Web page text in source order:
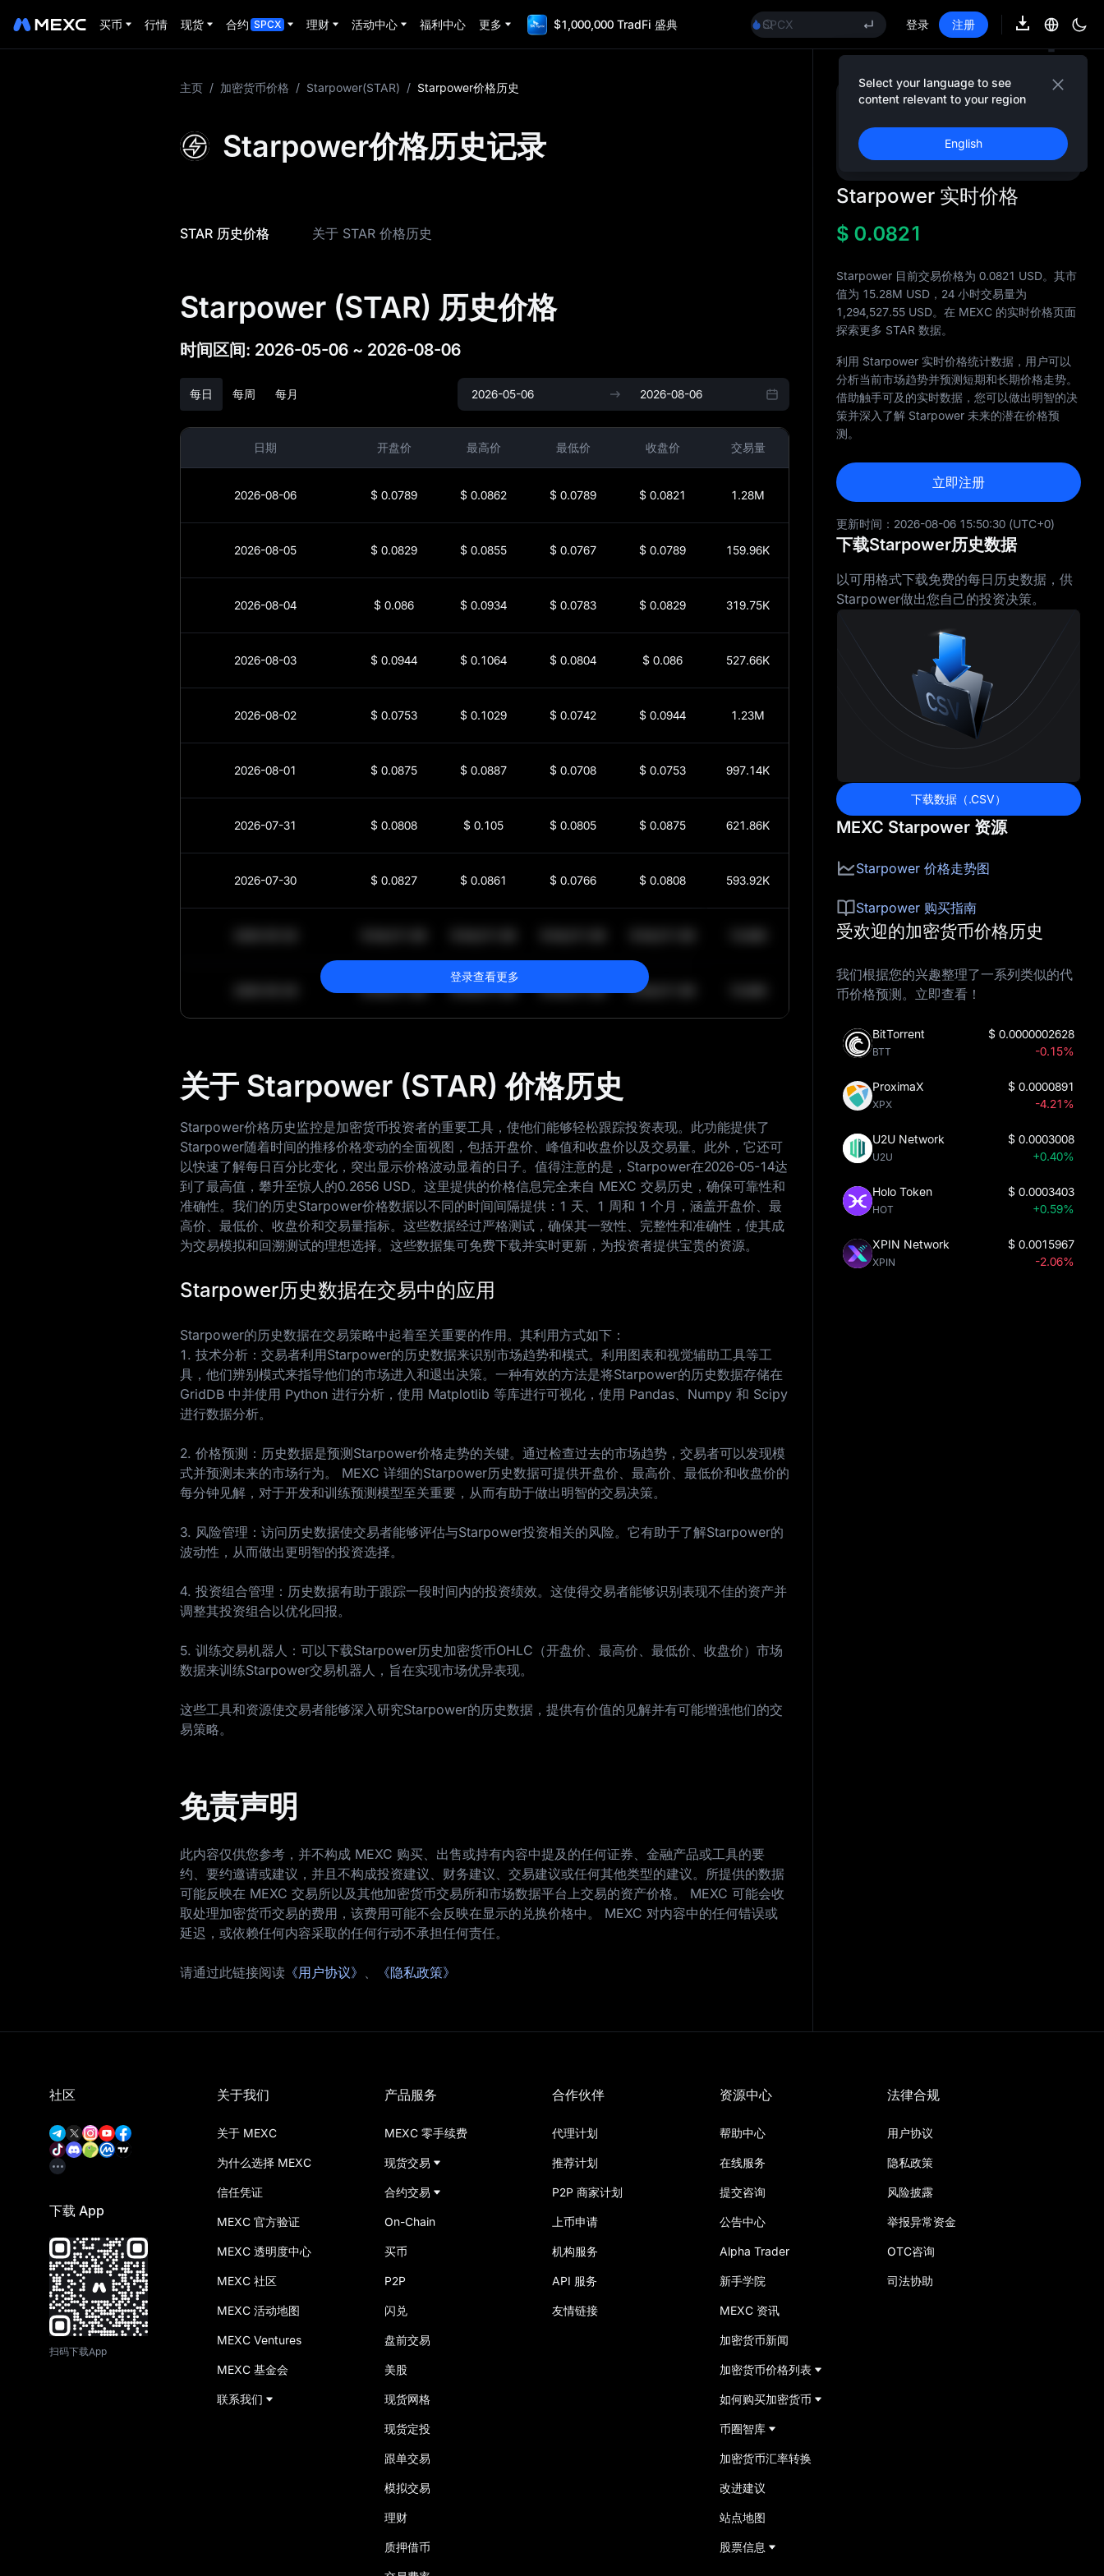
买币 行情 现货 合约 SPCX 理财 活动中心 福利中心 更多 $1,000,000 TradFi 盛典
SPCX
CASHCAT
宇树科技合约已上线
宇树科技合约已上线
登录 注册
Select your language to see
content relevant to your region
English
主页 / 加密货币价格 / Starpower(STAR) / Starpower价格历史
Starpower价格历史记录
STAR 历史价格 关于 STAR 价格历史
Starpower (STAR) 历史价格
时间区间: 2026-05-06 ~ 2026-08-06
每日 每周 每月
日期 开盘价 最高价 最低价 收盘价 交易量
2026-08-06 $ 0.0789 $ 0.0862 $ 0.0789 $ 0.0821 1.28M
2026-08-05 $ 0.0829 $ 0.0855 $ 0.0767 $ 0.0789 159.96K
2026-08-04 $ 0.086 $ 0.0934 $ 0.0783 $ 0.0829 319.75K
2026-08-03 $ 0.0944 $ 0.1064 $ 0.0804 $ 0.086 527.66K
2026-08-02 $ 0.0753 $ 0.1029 $ 0.0742 $ 0.0944 1.23M
2026-08-01 $ 0.0875 $ 0.0887 $ 0.0708 $ 0.0753 997.14K
2026-07-31 $ 0.0808 $ 0.105 $ 0.0805 $ 0.0875 621.86K
2026-07-30 $ 0.0827 $ 0.0861 $ 0.0766 $ 0.0808 593.92K
$64,011.99 $64,011.99 $64,011.99 $64,011.99
登录查看更多
关于 Starpower (STAR) 价格历史
Starpower价格历史监控是加密货币投资者的重要工具，使他们能够轻松跟踪投资表现。此功能提供了
Starpower随着时间的推移价格变动的全面视图，包括开盘价、峰值和收盘价以及交易量。此外，它还可
以快速了解每日百分比变化，突出显示价格波动显着的日子。值得注意的是，Starpower在2026-05-14达
到了最高值，攀升至惊人的0.2656 USD。这里提供的价格信息完全来自 MEXC 交易历史，确保可靠性和
准确性。我们的历史Starpower价格数据以不同的时间间隔提供：1 天、1 周和 1 个月，涵盖开盘价、最
高价、最低价、收盘价和交易量指标。这些数据经过严格测试，确保其一致性、完整性和准确性，使其成
为交易模拟和回溯测试的理想选择。这些数据集可免费下载并实时更新，为投资者提供宝贵的资源。
Starpower历史数据在交易中的应用
Starpower的历史数据在交易策略中起着至关重要的作用。其利用方式如下：
1. 技术分析：交易者利用Starpower的历史数据来识别市场趋势和模式。利用图表和视觉辅助工具等工
具，他们辨别模式来指导他们的市场进入和退出决策。一种有效的方法是将Starpower的历史数据存储在
GridDB 中并使用 Python 进行分析，使用 Matplotlib 等库进行可视化，使用 Pandas、Numpy 和 Scipy
进行数据分析。
2. 价格预测：历史数据是预测Starpower价格走势的关键。通过检查过去的市场趋势，交易者可以发现模
式并预测未来的市场行为。 MEXC 详细的Starpower历史数据可提供开盘价、最高价、最低价和收盘价的
每分钟见解，对于开发和训练预测模型至关重要，从而有助于做出明智的交易决策。
3. 风险管理：访问历史数据使交易者能够评估与Starpower投资相关的风险。它有助于了解Starpower的
波动性，从而做出更明智的投资选择。
4. 投资组合管理：历史数据有助于跟踪一段时间内的投资绩效。这使得交易者能够识别表现不佳的资产并
调整其投资组合以优化回报。
5. 训练交易机器人：可以下载Starpower历史加密货币OHLC（开盘价、最高价、最低价、收盘价）市场
数据来训练Starpower交易机器人，旨在实现市场优异表现。
这些工具和资源使交易者能够深入研究Starpower的历史数据，提供有价值的见解并有可能增强他们的交
易策略。
免责声明
此内容仅供您参考，并不构成 MEXC 购买、出售或持有内容中提及的任何证券、金融产品或工具的要
约、要约邀请或建议，并且不构成投资建议、财务建议、交易建议或任何其他类型的建议。所提供的数据
可能反映在 MEXC 交易所以及其他加密货币交易所和市场数据平台上交易的资产价格。 MEXC 可能会收
取处理加密货币交易的费用，该费用可能不会反映在显示的兑换价格中。 MEXC 对内容中的任何错误或
延迟，或依赖任何内容采取的任何行动不承担任何责任。
请通过此链接阅读 《用户协议》 、 《隐私政策》
注册 & 获得高
10,000USDT 奖金
立即加入
Starpower 实时价格
$ 0.0821
Starpower 目前交易价格为 0.0821 USD。其市
值为 15.28M USD，24 小时交易量为
1,294,527.55 USD。在 MEXC 的实时价格页面
探索更多 STAR 数据。
利用 Starpower 实时价格统计数据，用户可以
分析当前市场趋势并预测短期和长期价格走势。
借助触手可及的实时数据，您可以做出明智的决
策并深入了解 Starpower 未来的潜在价格预
测。
立即注册
更新时间： 2026-08-06 15:50:30 (UTC+0)
下载Starpower历史数据
以可用格式下载免费的每日历史数据，供
Starpower做出您自己的投资决策。
下载数据（.CSV）
MEXC Starpower 资源
Starpower 价格走势图
Starpower 购买指南
受欢迎的加密货币价格历史
我们根据您的兴趣整理了一系列类似的代
币价格预测。立即查看！
BitTorrent
BTT
$ 0.0000002628
-0.15%
ProximaX
XPX
$ 0.0000891
-4.21%
U2U Network
U2U
$ 0.0003008
+0.40%
Holo Token
HOT
$ 0.0003403
+0.59%
XPIN Network
XPIN
$ 0.0015967
-2.06%
社区
下载 App
扫码下载App
关于我们
关于 MEXC
为什么选择 MEXC
信任凭证
MEXC 官方验证
MEXC 透明度中心
MEXC 社区
MEXC 活动地图
MEXC Ventures
MEXC 基金会
联系我们
产品服务
MEXC 零手续费
现货交易
合约交易
On-Chain
买币
P2P
闪兑
盘前交易
美股
现货网格
现货定投
跟单交易
模拟交易
理财
质押借币
合作伙伴
代理计划
推荐计划
P2P 商家计划
上币申请
机构服务
API 服务
友情链接
资源中心
帮助中心
在线服务
提交咨询
公告中心
Alpha Trader
新手学院
MEXC 资讯
加密货币新闻
加密货币价格列表
如何购买加密货币
币圈智库
加密货币汇率转换
改进建议
站点地图
股票信息
法律合规
用户协议
隐私政策
风险披露
举报异常资金
OTC咨询
司法协助